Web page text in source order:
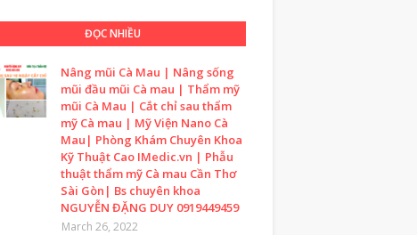
ĐỌC NHIỀU
Nâng mũi Cà Mau | Nâng sống
mũi đầu mũi Cà mau | Thẩm mỹ
mũi Cà Mau | Cắt chỉ sau thẩm
mỹ Cà mau | Mỹ Viện Nano Cà
Mau| Phòng Khám Chuyên Khoa
Kỹ Thuật Cao IMedic.vn | Phẫu
thuật thẩm mỹ Cà mau Cần Thơ
Sài Gòn| Bs chuyên khoa
NGUYỄN ĐẶNG DUY 0919449459
March 26, 2022